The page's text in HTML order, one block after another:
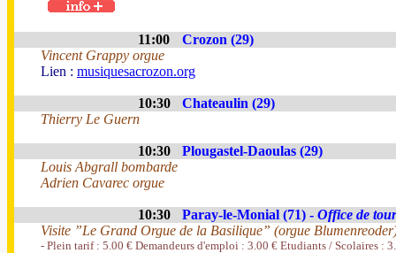
11:00
Crozon (29)
Vincent Grappy orgue
Lien : musiquesacrozon.org
10:30
Chateaulin (29)
Thierry Le Guern
10:30
Plougastel-Daoulas (29)
Louis Abgrall bombarde
Adrien Cavarec orgue
10:30 Paray-le-Monial (71) - Office de
Visite ”Le Grand Orgue de la Basilique” (orgue
- Plein tarif : 5.00 € Demandeurs d'emploi : 3.00 € Etudiants / Scolaires :